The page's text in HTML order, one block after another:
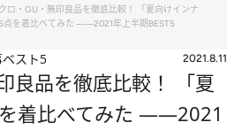
ロ・GU・無印良品を徹底比較！ 「夏向けインナ
点を着比べてみた ――2021年上半期BEST5
スト5 2021.8.11
良品を徹底比較！ 「夏
着比べてみた ――2021